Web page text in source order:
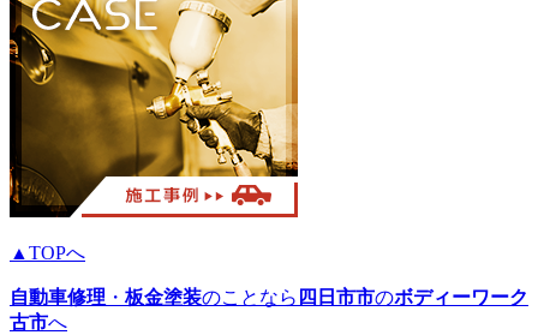
▲TOPへ
自動車修理 ・ 板金塗装のことなら 四日市市のボディーワーク
古市へ